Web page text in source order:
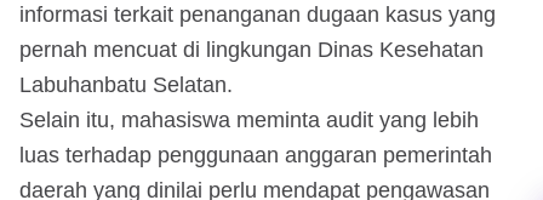
informasi terkait penanganan dugaan kasus yang
pernah mencuat di lingkungan Dinas Kesehatan
Labuhanbatu Selatan.
Selain itu, mahasiswa meminta audit yang lebih
luas terhadap penggunaan anggaran pemerintah
daerah yang dinilai perlu mendapat pengawasan